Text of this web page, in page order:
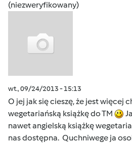
(niezweryfikowany)
wt., 09/24/2013 - 15:13
O jej jak się cieszę, że jest więcej
wegetariańską książkę do TM
nawet angielską książkę
nas dostępna. Quchniwege ja